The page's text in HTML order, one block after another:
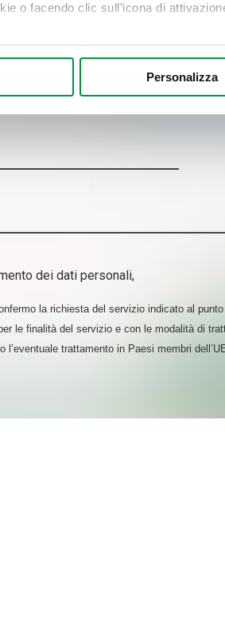
o facendo clic sull'icona di
anche:
scansionandolo attivamente
in qualsiasi momento dalla
inoltre informazioni sul modo in cui
Personalizza
dei dati personali,
la richiesta del servizio indicato al punto
le finalità del servizio e con le modalità di
l’eventuale trattamento in Paesi membri